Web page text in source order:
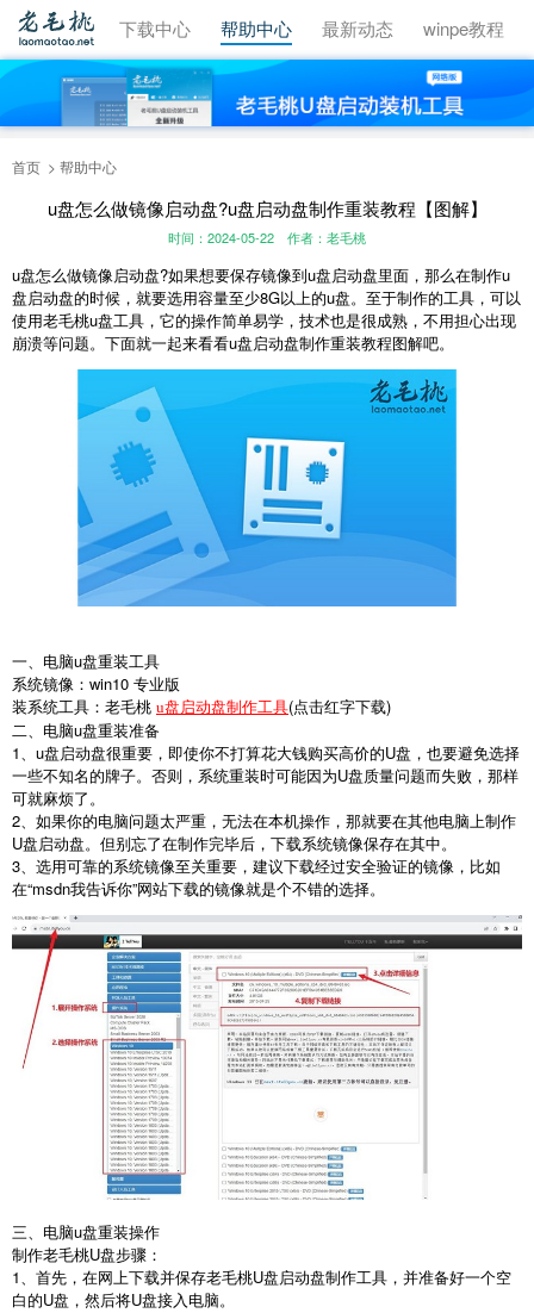
视频教程 下载中心 帮助中心 最新动态 winpe教程
首页 帮助中心
u盘怎么做镜像启动盘?u盘启动盘制作重装教程【图解】
时间：2024-05-22 作者：老毛桃
u盘怎么做镜像启动盘?如果想要保存镜像到u盘启动盘里面，那么在制作u
盘启动盘的时候，就要选用容量至少8G以上的u盘。至于制作的工具，可以
使用老毛桃u盘工具，它的操作简单易学，技术也是很成熟，不用担心出现
崩溃等问题。下面就一起来看看u盘启动盘制作重装教程图解吧。
一、电脑u盘重装工具
系统镜像： win10 专业版
装系统工具：老毛桃 u盘启动盘制作工具(点击红字下载)
二、电脑u盘重装准备
1、 u盘启动盘很重要，即使你不打算花大钱购买高价的U盘，也要避免选择
一些不知名的牌子。否则，系统重装时可能因为U盘质量问题而失败，那样
可就麻烦了。
2、如果你的电脑问题太严重，无法在本机操作，那就要在其他电脑上制作
U盘启动盘。但别忘了在制作完毕后，下载系统镜像保存在其中。
3、选用可靠的系统镜像至关重要，建议下载经过安全验证的镜像，比如
在“msdn我告诉你”网站下载的镜像就是个不错的选择。
三、电脑u盘重装操作
制作老毛桃U盘步骤：
1、首先，在网上下载并保存老毛桃U盘启动盘制作工具，并准备好一个空
白的U盘，然后将U盘接入电脑。